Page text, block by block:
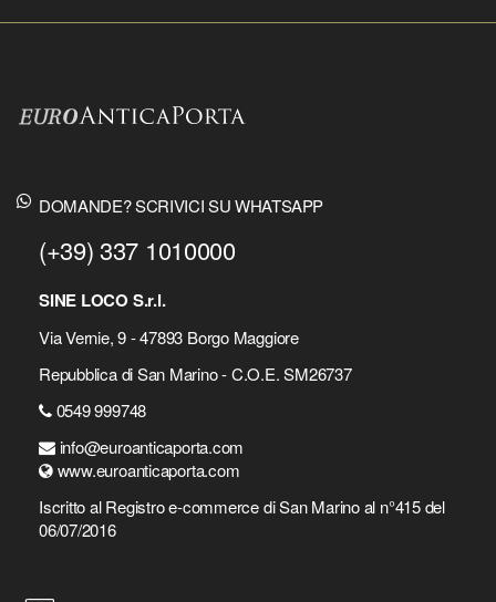
DOMANDE? SCRIVICI SU WHATSAPP
(+39) 337 1010000
SINE LOCO S.r.l.
Via Vernie, 9 - 47893 Borgo Maggiore
Repubblica di San Marino - C.O.E. SM26737
0549 999748
info@euroanticaporta.com
www.euroanticaporta.com
Iscritto al Registro e-commerce di San Marino al n°415 del
06/07/2016